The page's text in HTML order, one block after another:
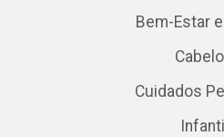
Bem-Estar
Cuidados
Infantil